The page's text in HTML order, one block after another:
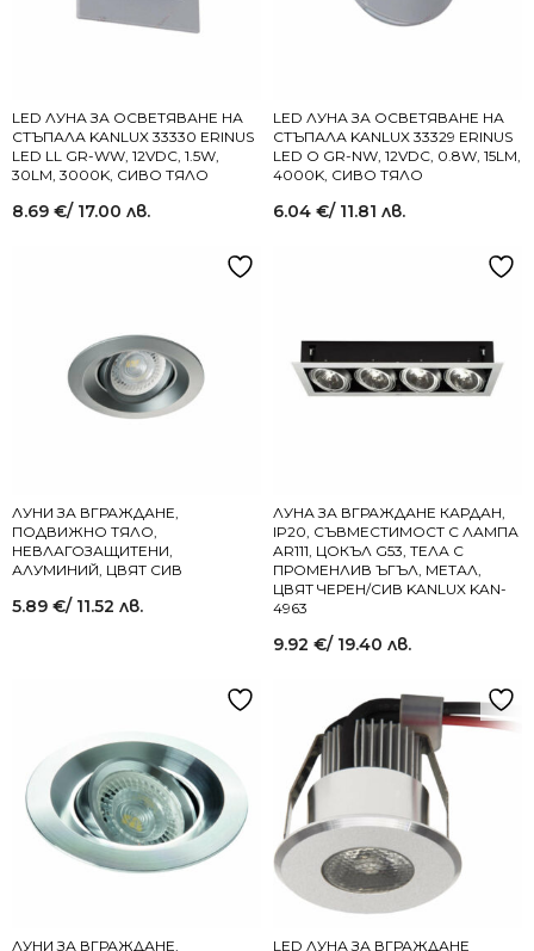
LED ЛУНА ЗА ОСВЕТЯВАНЕ НА
СТЪПАЛА KANLUX 33330 ERINUS
LED LL GR-WW, 12VDC, 1.5W,
30LM, 3000K, СИВО ТЯЛО
8.69 €/ 17.00 лв.
LED ЛУНА ЗА ОСВЕТЯВАНЕ НА
СТЪПАЛА KANLUX 33329 ERINUS
LED O GR-NW, 12VDC, 0.8W, 15LM,
4000K, СИВО ТЯЛО
6.04 €/ 11.81 лв.
ЛУНИ ЗА ВГРАЖДАНЕ,
ПОДВИЖНО ТЯЛО,
НЕВЛАГОЗАЩИТЕНИ,
АЛУМИНИЙ, ЦВЯТ СИВ
5.89 €/ 11.52 лв.
ЛУНА ЗА ВГРАЖДАНЕ КАРДАН,
IP20, СЪВМЕСТИМОСТ С ЛАМПА
AR111, ЦОКЪЛ G53, ТЕЛА С
ПРОМЕНЛИВ ЪГЪЛ, МЕТАЛ,
ЦВЯТ ЧЕРЕН/СИВ KANLUX KAN-
4963
9.92 €/ 19.40 лв.
ЛУНИ ЗА ВГРАЖДАНЕ,
LED ЛУНА ЗА ВГРАЖДАНЕ